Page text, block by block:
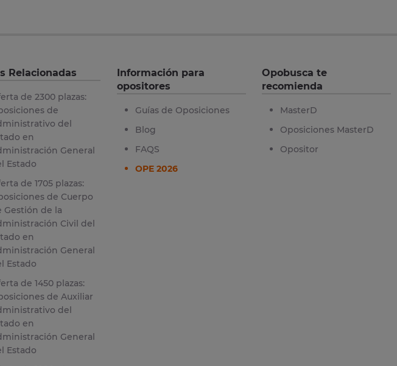
Relacionadas
de 2300 plazas:
de
del
en
General
Estado
de 1705 plazas:
de Cuerpo
Gestión de la
Civil del
en
General
Estado
de 1450 plazas:
de Auxiliar
del
en
General
Estado
Información para
opositores
Guías de Oposiciones
Blog
FAQS
OPE 2026
Opobusca te
recomienda
MasterD
Oposiciones MasterD
Opositor